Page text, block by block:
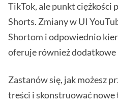
TikTok, ale punkt ciężkości
Shorts. Zmiany w UI
Shortom i odpowiednio
oferuje również
Zastanów się, jak możesz
treści i skonstruować nowe